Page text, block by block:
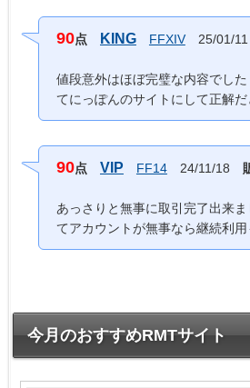
90点 KING FFXIV25/01/
値段意外はほぼ完璧な内容でし
てにっぽんのサイトにして正解
90点 VIP FF1424/11/18
あっさりと無事に取引完了出来
てアカウントが無事なら継続利用
今月のおすすめRMTサイト